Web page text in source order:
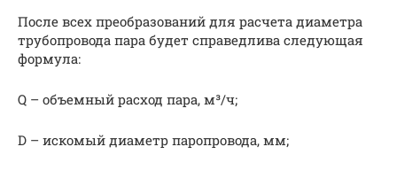
После всех преобразований для расчета диаметра
трубопровода пара будет справедлива следующая
формула:
Q – объемный расход пара, м³/ч;
D – искомый диаметр паропровода, мм;